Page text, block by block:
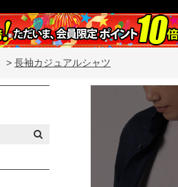
> 長袖カジュアルシャツ